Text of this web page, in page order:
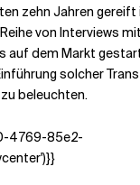
zehn Jahren
von Interviews
auf dem Markt
solcher
beleuchten.
4769-85e2-